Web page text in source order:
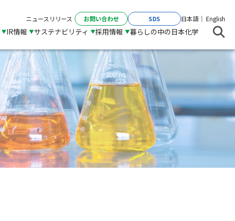
ニュースリリース お問い合わせ SDS English
日本語
IR情報 サステナビリティ 採用情報 暮らしの中の日本化学